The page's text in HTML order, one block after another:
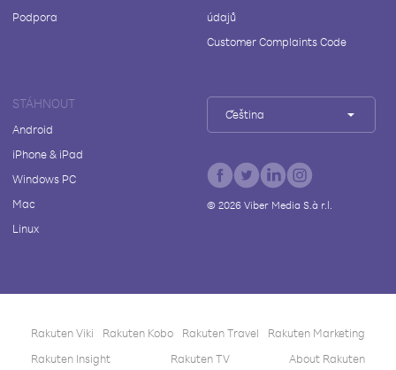
Podpora
údajů
Customer Complaints Code
STÁHNOUT
Android
iPhone & iPad
Windows PC
Mac
Linux
Čeština
© 2026Viber Media S.à r.l.
Rakuten Viki Rakuten Kobo Rakuten Travel
Rakuten Marketing
Rakuten Insight
Rakuten TV About Rakuten